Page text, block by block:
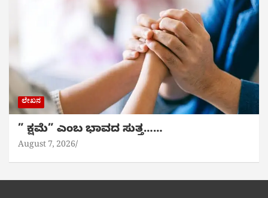
ಲೇಖನ
” ಕ್ಷಮೆ” ಎಂಬ ಭಾವದ ಸುತ್ತ……
August 7, 2026